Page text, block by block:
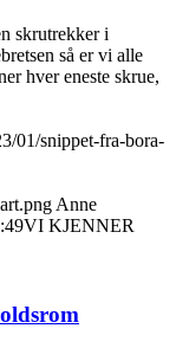
skrutrekker i
så er vi alle
hver eneste skrue,
01/snippet-fra-bora-
Anne
VI KJENNER